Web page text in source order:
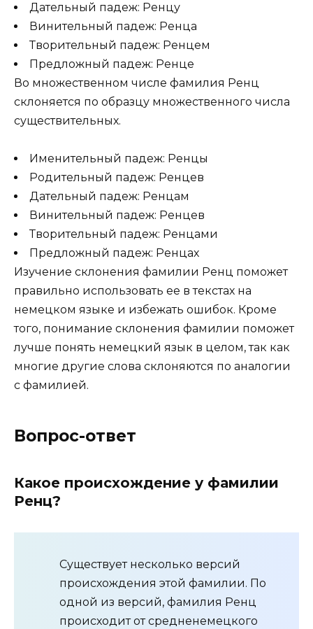
Дательный падеж: Ренцу
Винительный падеж: Ренца
Творительный падеж: Ренцем
Предложный падеж: Ренце
Во множественном числе фамилия Ренц
склоняется по образцу множественного числа
существительных.
Именительный падеж: Ренцы
Родительный падеж: Ренцев
Дательный падеж: Ренцам
Винительный падеж: Ренцев
Творительный падеж: Ренцами
Предложный падеж: Ренцах
Изучение склонения фамилии Ренц поможет
правильно использовать ее в текстах на
немецком языке и избежать ошибок. Кроме
того, понимание склонения фамилии поможет
лучше понять немецкий язык в целом, так как
многие другие слова склоняются по аналогии
с фамилией.
Вопрос-ответ
Какое происхождение у фамилии
Ренц?
Существует несколько версий
происхождения этой фамилии. По
одной из версий, фамилия Ренц
происходит от средненемецкого